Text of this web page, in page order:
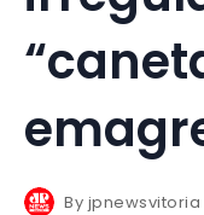
By jpnewsvitoria